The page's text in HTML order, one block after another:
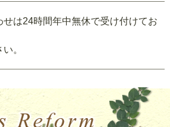
せは24時間年中無休で受け付けてお
。